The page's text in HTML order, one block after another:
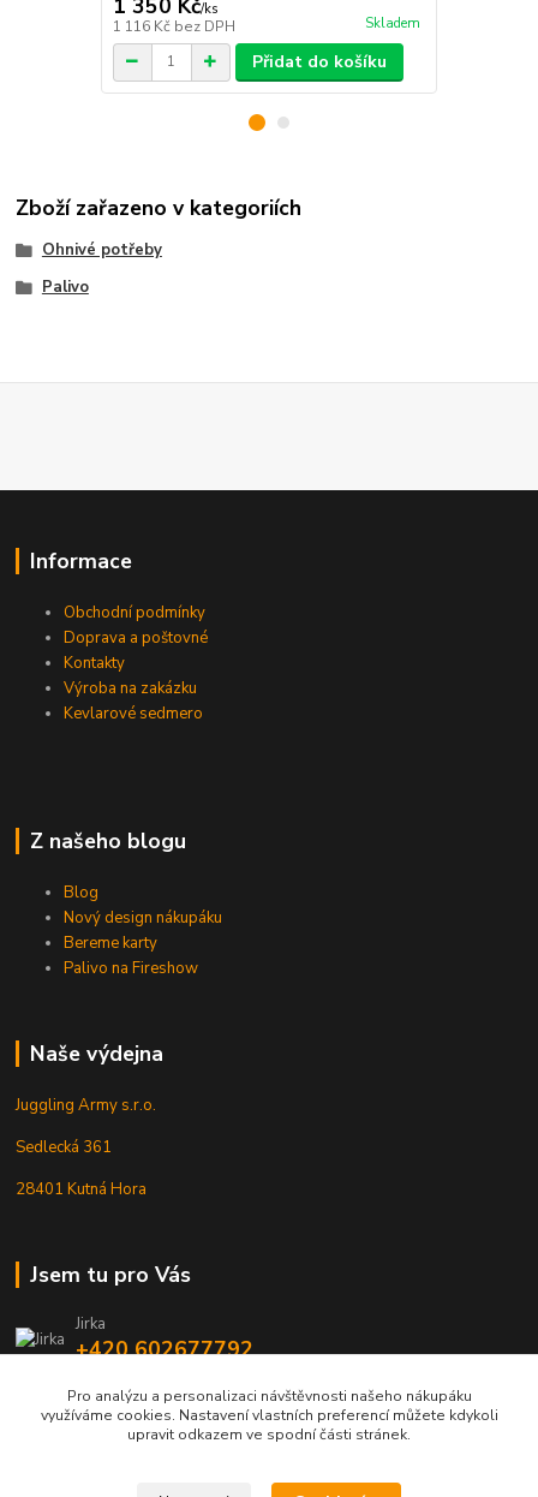
1 350 Kč/ks
1 116 Kč bez DPH Skladem
Přidat do košíku
Zboží zařazeno v kategoriích
Ohnivé potřeby
Palivo
Informace
Obchodní podmínky
Doprava a poštovné
Kontakty
Výroba na zakázku
Kevlarové sedmero
Z našeho blogu
Blog
Nový design nákupáku
Bereme karty
Palivo na Fireshow
Naše výdejna
Juggling Army s.r.o.
Sedlecká 361
28401 Kutná Hora
Jsem tu pro Vás
Jirka
+420 602677792
info@jarmy.cz
Pro analýzu a personalizaci návštěvnosti našeho nákupáku
využíváme cookies. Nastavení vlastních preferencí můžete kdykoli
upravit odkazem ve spodní části stránek.